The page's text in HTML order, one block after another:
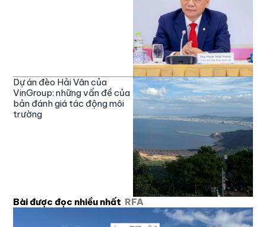
Dự án đèo Hải Vân của
VinGroup: những vấn đề của
bản đánh giá tác động môi
trường
Bài được đọc nhiều nhất RFA